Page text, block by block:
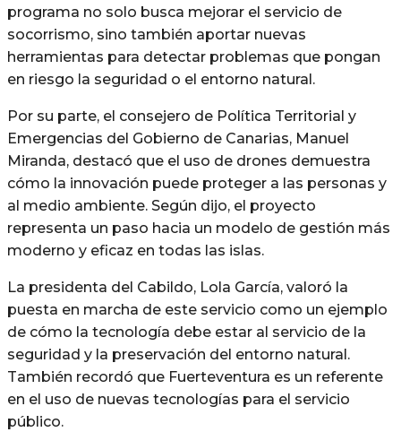
programa no solo busca mejorar el servicio de
socorrismo, sino también aportar nuevas
herramientas para detectar problemas que pongan
en riesgo la seguridad o el entorno natural.
Por su parte, el consejero de Política Territorial y
Emergencias del Gobierno de Canarias, Manuel
Miranda, destacó que el uso de drones demuestra
cómo la innovación puede proteger a las personas y
al medio ambiente. Según dijo, el proyecto
representa un paso hacia un modelo de gestión más
moderno y eficaz en todas las islas.
La presidenta del Cabildo, Lola García, valoró la
puesta en marcha de este servicio como un ejemplo
de cómo la tecnología debe estar al servicio de la
seguridad y la preservación del entorno natural.
También recordó que Fuerteventura es un referente
en el uso de nuevas tecnologías para el servicio
público.